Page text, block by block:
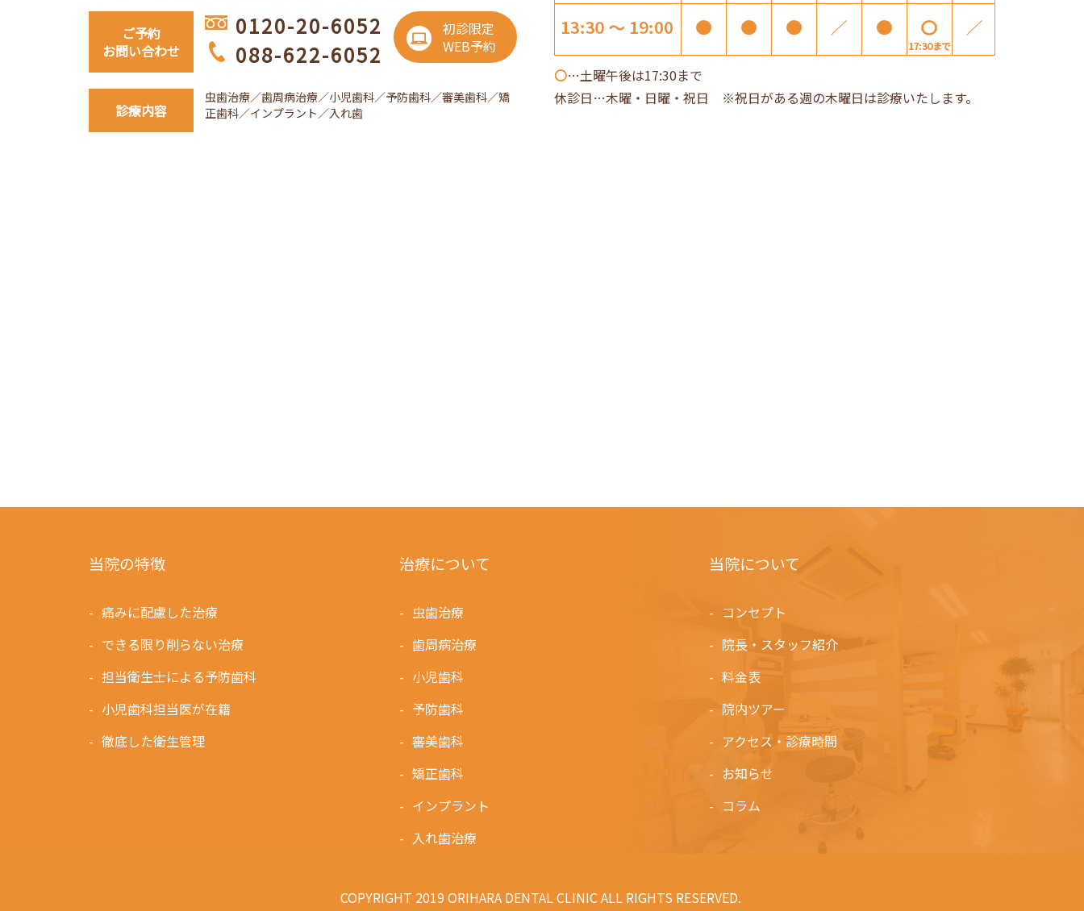
ご予約
お問い合わせ
0120-20-6052
088-622-6052
初診限定
WEB予約
診療内容
虫歯治療／歯周病治療／小児歯科／予防歯科／審美歯科／矯
正歯科／インプラント／入れ歯
〇…土曜午後は17:30まで
休診日…木曜・日曜・祝日 ※祝日がある週の木曜日は診療いたします。
当院の特徴
痛みに配慮した治療
できる限り削らない治療
担当衛生士による予防歯科
小児歯科担当医が在籍
徹底した衛生管理
治療について
虫歯治療
歯周病治療
小児歯科
予防歯科
審美歯科
矯正歯科
インプラント
入れ歯治療
当院について
コンセプト
院長・スタッフ紹介
料金表
院内ツアー
アクセス・診療時間
お知らせ
コラム
COPYRIGHT 2019 ORIHARA DENTAL CLINIC ALL RIGHTS RESERVED.